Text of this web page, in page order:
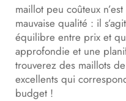
maillot peu coûteux
mauvaise qualité : il
équilibre entre prix et
approfondie et une
trouverez des maillots
excellents qui
budget !